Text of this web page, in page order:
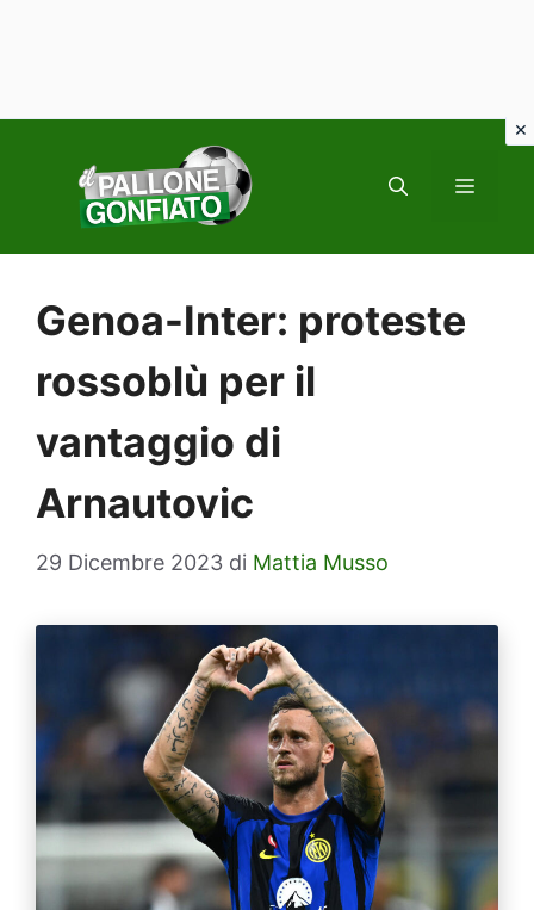
contenuto
MENU
Genoa-Inter: proteste
rossoblù per il
vantaggio di
Arnautovic
29 Dicembre 2023 di Mattia Musso